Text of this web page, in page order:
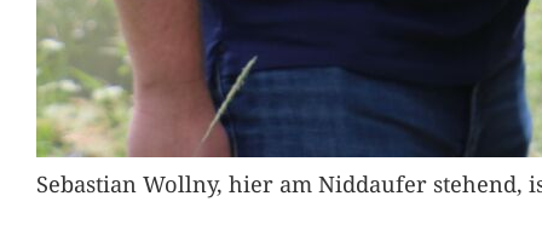
Sebastian Wollny, hier am Niddaufer